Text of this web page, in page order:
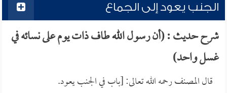
الجنب يعود إلى الجماع
شرح حديث : (أن رسول الله طاف ذات يوم على نسائه في
غسل واحد)
قال المصنف رحمه الله تعالى: [باب في الجنب يعود.